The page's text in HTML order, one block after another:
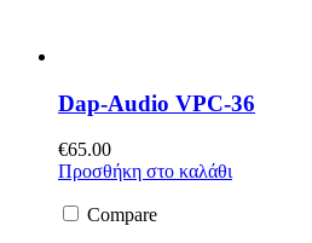
Dap-Audio VPC-36
€65.00
Προσθήκη στο καλάθι
Compare